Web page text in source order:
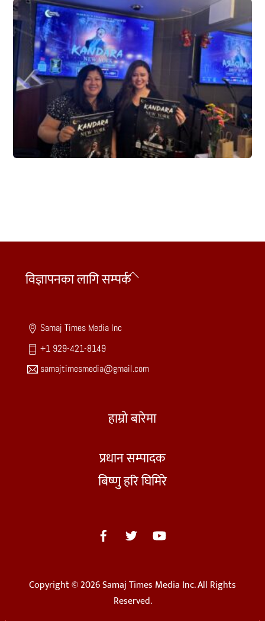
Back
विज्ञापनका लागि सम्पर्क
Samaj Times Media Inc
+1 929-421-8149
samajtimesmedia@gmail.com
हाम्रो बारेमा
प्रधान सम्पादक
बिष्णु हरि घिमिरे
Copyright © 2026 Samaj Times Media Inc. All Rights
Reserved.